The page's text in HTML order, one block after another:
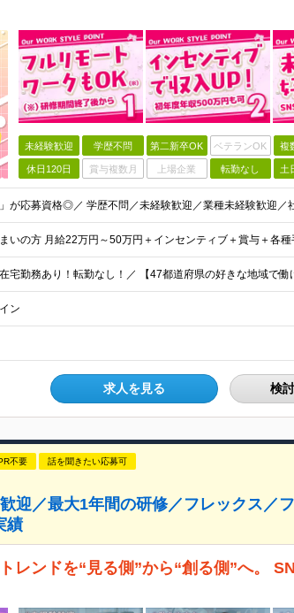
未経験歓迎 学歴不問 第二新卒OK ベテランOK 複
休日120日 賞与複数月 上場企業 転勤なし 土
ン
求人を見る 検
不要 話を聞きたい応募可
迎／最大1年間の研修／フレックス／
績
ンドを“見る側”から“創る側”へ。